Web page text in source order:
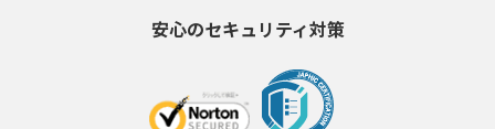
安心のセキュリティ対策